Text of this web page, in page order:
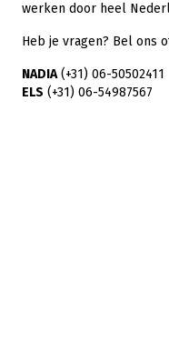
werken door heel
Heb je vragen? Bel ons
NADIA(+31) 06-50502411
ELS (+31) 06-54987567